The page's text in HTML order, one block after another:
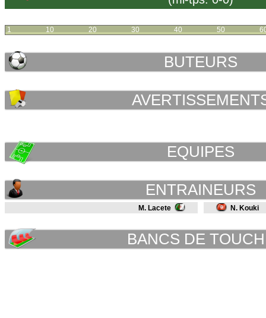
1 10 20 30 40 50
BUTEURS
EQUIPES
ENTRAINEURS
M. Lacete N. Kouki
BANCS DE